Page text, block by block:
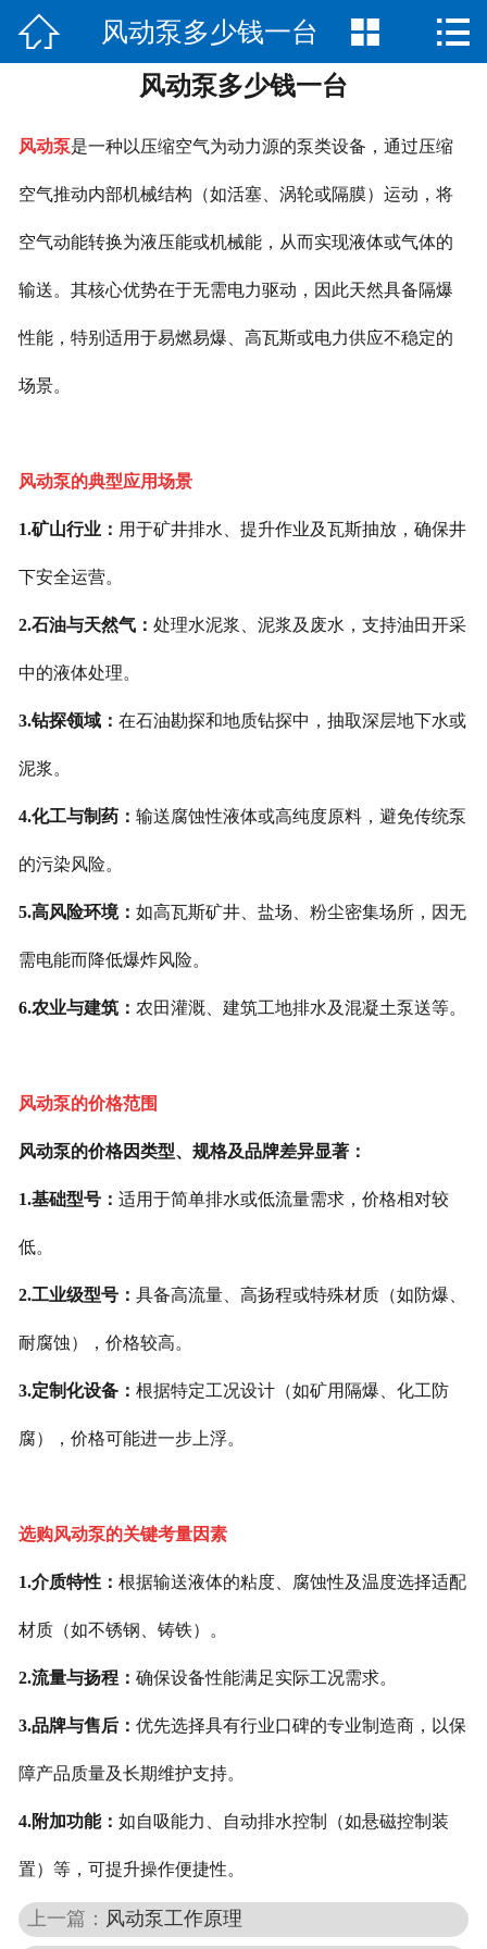
 网站首页
公司简介
产品展示
新闻中心
荣誉资质
公司场景
 风动泵多少钱一台  
风动泵多少钱一台
风动泵是一种以压缩空气为动力源的泵类设备，通过压缩
空气推动内部机械结构（如活塞、涡轮或隔膜）运动，将
空气动能转换为液压能或机械能，从而实现液体或气体的
输送。其核心优势在于无需电力驱动，因此天然具备隔爆
性能，特别适用于易燃易爆、高瓦斯或电力供应不稳定的
场景。
风动泵的典型应用场景
1.矿山行业： 用于矿井排水、提升作业及瓦斯抽放，确保井
下安全运营。
2.石油与天然气： 处理水泥浆、泥浆及废水，支持油田开采
中的液体处理。
3.钻探领域： 在石油勘探和地质钻探中，抽取深层地下水或
泥浆。
4.化工与制药： 输送腐蚀性液体或高纯度原料，避免传统泵
的污染风险。
5.高风险环境： 如高瓦斯矿井、盐场、粉尘密集场所，因无
需电能而降低爆炸风险。
6.农业与建筑： 农田灌溉、建筑工地排水及混凝土泵送等。
风动泵的价格范围
风动泵的价格因类型、规格及品牌差异显著：
1.基础型号： 适用于简单排水或低流量需求，价格相对较
低。
2.工业级型号： 具备高流量、高扬程或特殊材质（如防爆、
耐腐蚀），价格较高。
3.定制化设备： 根据特定工况设计（如矿用隔爆、化工防
腐），价格可能进一步上浮。
选购风动泵的关键考量因素
1.介质特性： 根据输送液体的粘度、腐蚀性及温度选择适配
材质（如不锈钢、铸铁）。
2.流量与扬程： 确保设备性能满足实际工况需求。
3.品牌与售后： 优先选择具有行业口碑的专业制造商，以保
障产品质量及长期维护支持。
4.附加功能： 如自吸能力、自动排水控制（如悬磁控制装
置）等，可提升操作便捷性。
上一篇： 风动泵工作原理